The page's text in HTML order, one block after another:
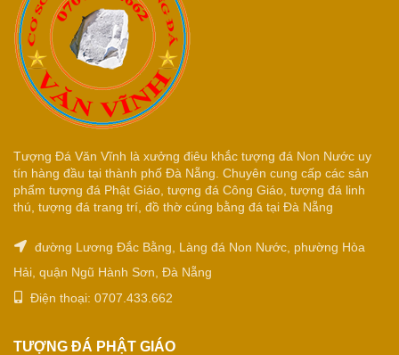
Tượng Đá Văn Vĩnh là xưởng điêu khắc tượng đá Non Nước uy
tín hàng đầu tại thành phố Đà Nẵng. Chuyên cung cấp các sản
phẩm tượng đá Phật Giáo, tượng đá Công Giáo, tượng đá linh
thú, tượng đá trang trí, đồ thờ cúng bằng đá tại Đà Nẵng
đường Lương Đắc Bằng, Làng đá Non Nước, phường Hòa
Hải, quận Ngũ Hành Sơn, Đà Nẵng
Điện thoại: 0707.433.662
TƯỢNG ĐÁ PHẬT GIÁO